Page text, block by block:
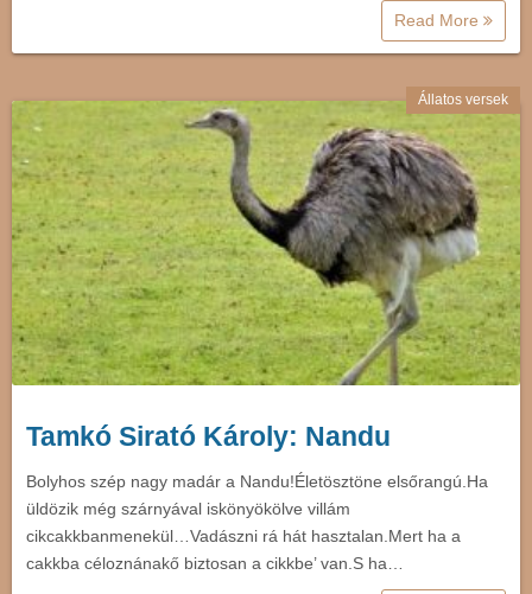
Read More
Állatos versek
Tamkó Sirató Károly: Nandu
Bolyhos szép nagy madár a Nandu!Életösztöne elsőrangú.Ha
üldözik még szárnyával iskönyökölve villám
cikcakkbanmenekül…Vadászni rá hát hasztalan.Mert ha a
cakkba céloznánakő biztosan a cikkbe’ van.S ha…